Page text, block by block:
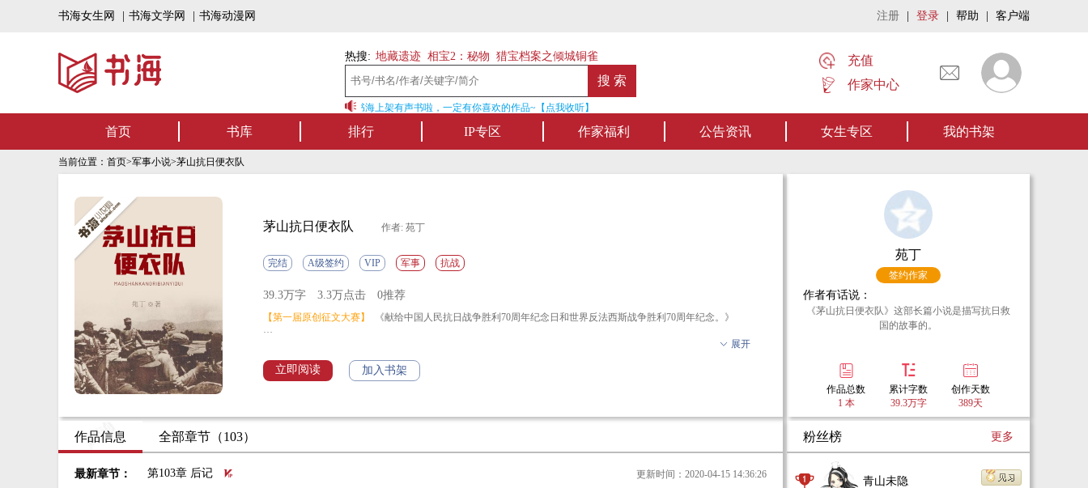
书海女生网 书海文学网 书海动漫网 注册 登录 帮助 客户端
热搜: 地藏遗迹 相宝2：秘物 猎宝档案之倾城铜雀
书海听书——好书可听，书海有声！书海上架有声书啦，一定有你喜欢的作品~【点我收听】
充值
作家中心
首页 书库 排行 IP专区 作家福利 公告资讯 女生专区 我的书架
当前位置： 首页>军事小说>茅山抗日便衣队
茅山抗日便衣队 作者: 苑丁
完结 A级签约 VIP 军事 抗战
39.3万字 3.3万点击 0推荐
【第一届原创征文大赛】 《献给中国人民抗日战争胜利70周年纪念日和世界反法西斯战争胜利70周年纪念。》
内容简介：《茅山抗日便衣队》这部长篇小说以抗日救国的历史时代为背景，讲了在动荡的历史背景下，底层爱
残酷的抗日斗争中，所表现出来的叱咤风云，机智勇敢，坚毅顽强，不怕牺牲的斗争精神。
展开
立即阅读 加入书架
作品信息 全部章节（103）
最新章节： 第103章 后记 更新时间：2020-04-15 14:36:26
苑丁
签约作家
作者有话说：
《茅山抗日便衣队》这部长篇小说是描写抗日救
国的故事的。
作品总数
1 本
累计字数
39.3万字
创作天数
389天
粉丝榜 更多
青山未隐